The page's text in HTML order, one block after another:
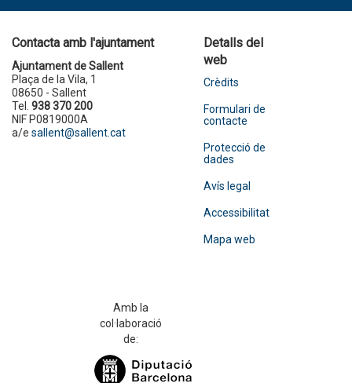
Contacta amb l'ajuntament
Ajuntament de Sallent
Plaça de la Vila, 1
08650 - Sallent
Tel. 938 370 200
NIF P0819000A
a/e sallent@sallent.cat
Detalls del
web
Crèdits
Formulari de
contacte
Protecció de
dades
Avís legal
Accessibilitat
Mapa web
Amb la
col·laboració
de: